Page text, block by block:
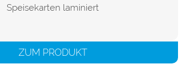
Speisekarten laminiert
ZUM PRODUKT